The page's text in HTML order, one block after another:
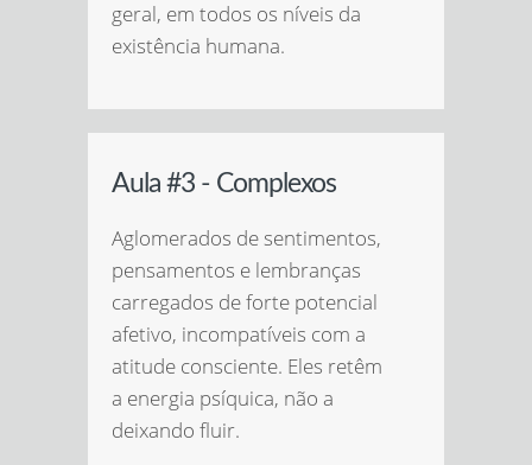
geral, em todos os níveis da
existência humana.
Aula #3 - Complexos
Aglomerados de sentimentos,
pensamentos e lembranças
carregados de forte potencial
afetivo, incompatíveis com a
atitude consciente. Eles retêm
a energia psíquica, não a
deixando fluir.